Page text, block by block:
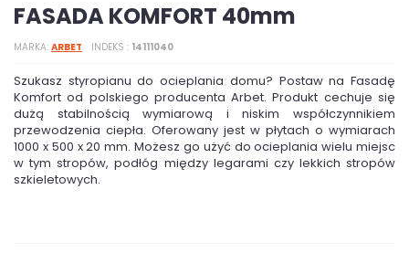
FASADA KOMFORT 40mm
MARKA ARBET INDEKS 14111040
Szukasz styropianu do ocieplania domu? Postaw na Fasadę
Komfort od polskiego producenta Arbet. Produkt cechuje się
dużą stabilnością wymiarową i niskim współczynnikiem
przewodzenia ciepła. Oferowany jest w płytach o wymiarach
1000 x 500 x 20 mm. Możesz go użyć do ocieplania wielu miejsc
w tym stropów, podłóg między legarami czy lekkich stropów
szkieletowych.